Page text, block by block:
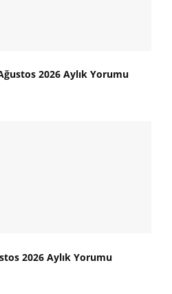
2026 Aylık Yorumu
2026 Aylık Yorumu